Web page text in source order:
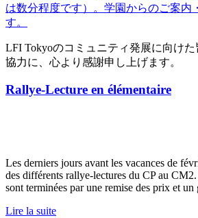
は数分程度です）。学園からのご案内
す。
LFI Tokyoのコミュニティ発展に向け
協力に、心より感謝申し上げます。
Rallye-Lecture en élémentaire
Les derniers jours avant les vacances de
des différents rallye-lectures du CP au
sont terminées par une remise des prix et un
Lire la suite